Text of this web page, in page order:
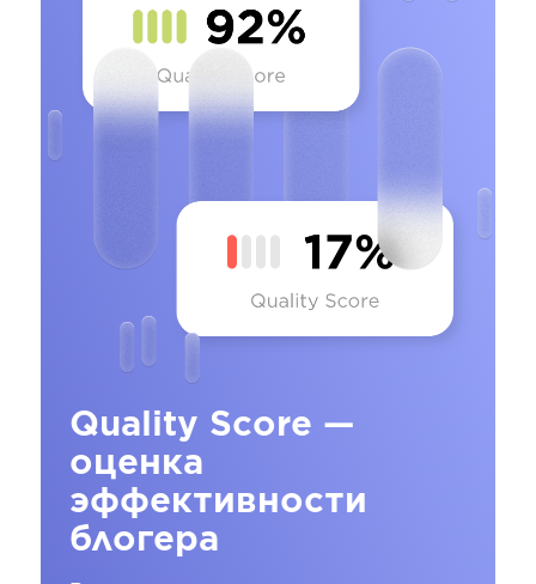
Quality Score —
оценка
эффективности
блогера